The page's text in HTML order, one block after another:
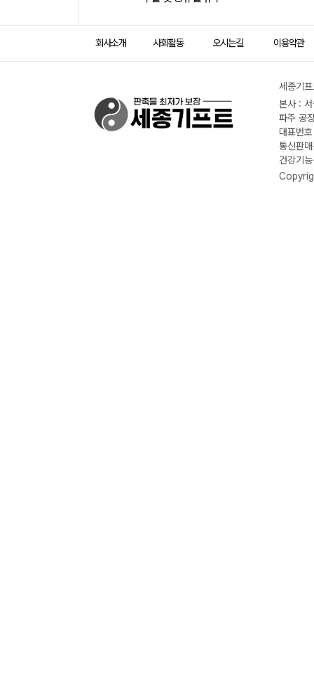
회사소개 사회활동 오시는길 이용약관
세종기
본사 :
파주 공
대표번
통신판
건강기